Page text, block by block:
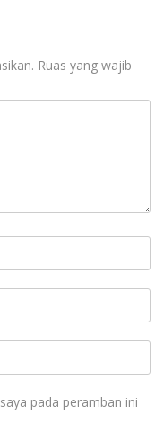
Ruas yang wajib
pada peramban ini